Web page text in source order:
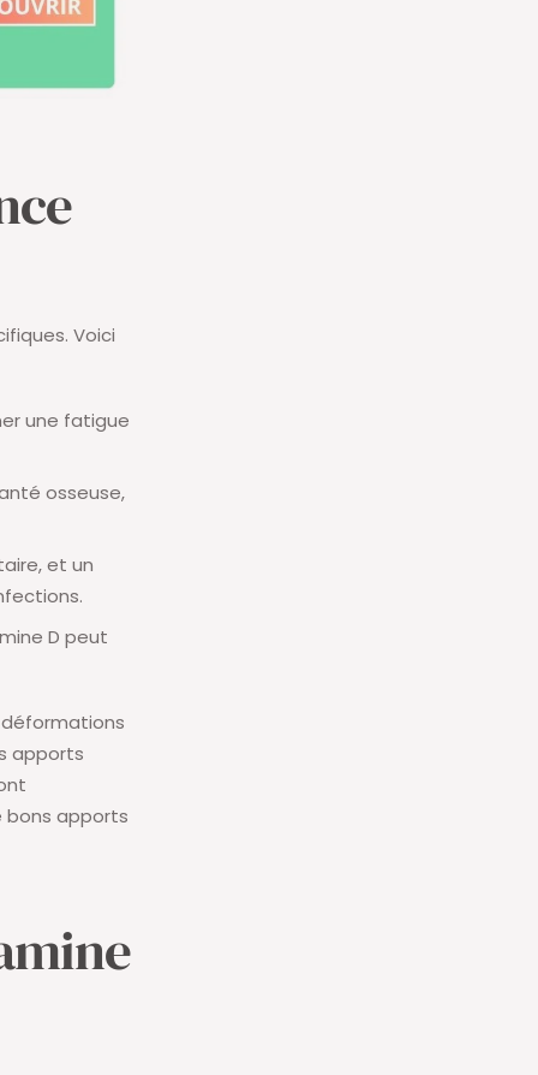
Voici
une fatigue
osseuse,
et un
D peut
apports
bons apports